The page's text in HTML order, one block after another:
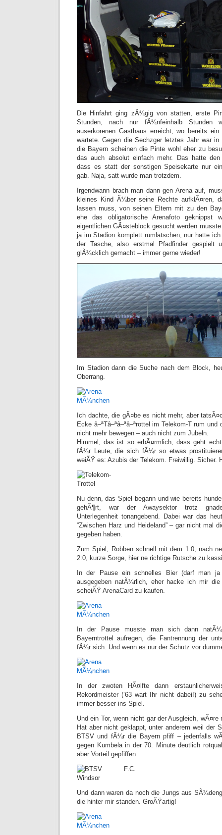
Die Hinfahrt ging zÃ¼gig von statten, erste
Stunden, nach nur fÃ¼nfeinhalb Stunden
auserkorenen Gasthaus erreicht, wo bereits
wartete. Gegen die Sechzger letztes Jahr war
die Bayern scheinen die Pinte wohl eher zu
das auch absolut einfach mehr. Das hatte den
dass es statt der sonstigen Speisekarte nur
gab. Naja, satt wurde man trotzdem.
Irgendwann brach man dann gen Arena auf,
kleines Kind Ã¼ber seine Rechte aufklÃ¤ren,
lassen muss, von seinen Eltern mit zu den
ehe das obligatorische Arenafoto geknippst
eigentlichen GÃ¤steblock gesucht werden
ja im Stadion komplett rumlatschen, nur hatte
der Tasche, also erstmal Pfadfinder gespielt
glÃ¼cklich gemacht – immer gerne wieder!
Im Stadion dann die Suche nach dem Block,
Oberrang.
Ich dachte, die gÃ¤be es nicht mehr, aber
Ecke â–ªTâ–ªâ–ªâ–ªrottel im Telekom-T rum
nicht mehr bewegen – auch nicht zum Jubeln.
Himmel, das ist so erbÃ¤rmlich, dass geht
fÃ¼r Leute, die sich fÃ¼r so etwas
weiÃŸ es: Azubis der Telekom. Freiwillig. Sicher.
Nu denn, das Spiel begann und wie bereits
gehÃ¶rt, war der Awaysektor trotz
Unterlegenheit tonangebend. Dabei war das
“Zwischen Harz und Heideland” – gar nicht mal
gegeben haben.
Zum Spiel, Robben schnell mit dem 1:0, nach
2:0, kurze Sorge, hier ne richtige Rutsche zu
In der Pause ein schnelles Bier (darf man
ausgegeben natÃ¼rlich, eher hacke ich mir
scheiÃŸ ArenaCard zu kaufen.
In der Pause musste man sich dann
Bayerntrottel aufregen, die Fantrennung der
fÃ¼r sich. Und wenn es nur der Schutz vor
In der zwoten HÃ¤lfte dann
Rekordmeister (’63 wart Ihr nicht dabei!) zu
immer besser ins Spiel.
Und ein Tor, wenn nicht gar der Ausgleich,
Hat aber nicht geklappt, unter anderem weil der
BTSV und fÃ¼r die Bayern pfiff – jedenfalls
gegen Kumbela in der 70. Minute deutlich
aber Vorteil gepfiffen.
Und dann waren da noch die Jungs aus
die hinter mir standen. GroÃŸartig!